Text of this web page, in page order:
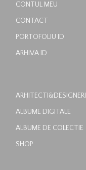
CONTUL MEU
CONTACT
PORTOFOLIU ID
ARHIVA ID
ARHITECTI&DESIGNERI
ALBUME DIGITALE
ALBUME DE COLECTIE
SHOP